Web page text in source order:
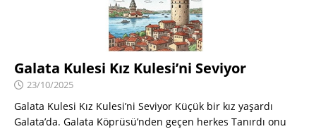
Galata Kulesi Kız Kulesi’ni Seviyor
23/10/2025
Galata Kulesi Kız Kulesi’ni Seviyor Küçük bir kız yaşardı
Galata’da. Galata Köprüsü’nden geçen herkes Tanırdı onu